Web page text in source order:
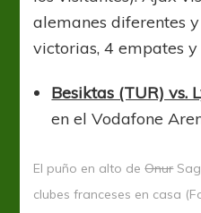
alemanes diferentes
victorias, 4 empates
Besiktas (TUR) vs.
en el Vodafone
El puño en alto deOnur
clubes franceses en casa